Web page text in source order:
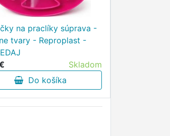
na praclíky súprava -
tvary - Reproplast -
Skladom
Do košíka